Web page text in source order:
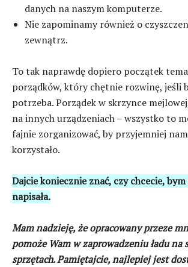
danych na naszym komputerze.
Nie zapominamy również o
zewnątrz.
To tak naprawdę dopiero początek
porządków, który chętnie rozwinę, jeśli
potrzeba. Porządek w skrzynce
na innych urządzeniach – wszystko to
fajnie zorganizować, by przyjemniej
korzystało.
Dajcie koniecznie znać, czy chcecie,
napisała.
Mam nadzieję, że opracowany przeze
pomoże Wam w zaprowadzeniu ładu na
sprzętach. Pamiętajcie, najlepiej jest